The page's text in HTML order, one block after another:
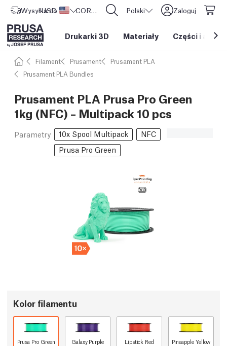
Wysyłka do Stany Zjednoczone
USD ($) CORE One L: Już w sprzedaży! Polski Zaloguj
Drukarki 3D Materiały Części i
Filament Prusament
Prusament PLA
Prusament PLA Bundles
Prusament PLA Prusa Pro Green
1kg (NFC) – Multipack 10 pcs
Parametry 10x Spool Multipack
NFC
Prusa Pro Green
Kolor filamentu
Prusa Pro Green Galaxy Purple Lipstick Red Pineapple Yellow